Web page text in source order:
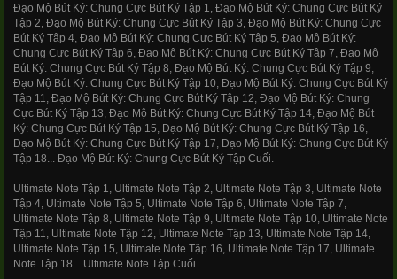
Đạo Mộ Bút Ký: Chung Cực Bút Ký Tập 1, Đạo Mộ Bút Ký: Chung Cực Bút Ký
Tập 2, Đạo Mộ Bút Ký: Chung Cực Bút Ký Tập 3, Đạo Mộ Bút Ký: Chung Cực
Bút Ký Tập 4, Đạo Mộ Bút Ký: Chung Cực Bút Ký Tập 5, Đạo Mộ Bút Ký:
Chung Cực Bút Ký Tập 6, Đạo Mộ Bút Ký: Chung Cực Bút Ký Tập 7, Đạo Mộ
Bút Ký: Chung Cực Bút Ký Tập 8, Đạo Mộ Bút Ký: Chung Cực Bút Ký Tập 9,
Đạo Mộ Bút Ký: Chung Cực Bút Ký Tập 10, Đạo Mộ Bút Ký: Chung Cực Bút Ký
Tập 11, Đạo Mộ Bút Ký: Chung Cực Bút Ký Tập 12, Đạo Mộ Bút Ký: Chung
Cực Bút Ký Tập 13, Đạo Mộ Bút Ký: Chung Cực Bút Ký Tập 14, Đạo Mộ Bút
Ký: Chung Cực Bút Ký Tập 15, Đạo Mộ Bút Ký: Chung Cực Bút Ký Tập 16,
Đạo Mộ Bút Ký: Chung Cực Bút Ký Tập 17, Đạo Mộ Bút Ký: Chung Cực Bút Ký
Tập 18... Đạo Mộ Bút Ký: Chung Cực Bút Ký Tập Cuối.
Ultimate Note Tập 1, Ultimate Note Tập 2, Ultimate Note Tập 3, Ultimate Note
Tập 4, Ultimate Note Tập 5, Ultimate Note Tập 6, Ultimate Note Tập 7,
Ultimate Note Tập 8, Ultimate Note Tập 9, Ultimate Note Tập 10, Ultimate Note
Tập 11, Ultimate Note Tập 12, Ultimate Note Tập 13, Ultimate Note Tập 14,
Ultimate Note Tập 15, Ultimate Note Tập 16, Ultimate Note Tập 17, Ultimate
Note Tập 18... Ultimate Note Tập Cuối.